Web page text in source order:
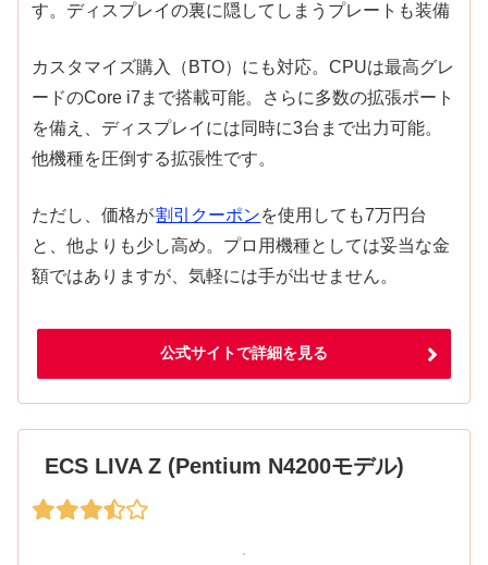
す。ディスプレイの裏に隠してしまうプレートも装備
カスタマイズ購入（BTO）にも対応。CPUは最高グレ
ードのCore i7まで搭載可能。さらに多数の拡張ポート
を備え、ディスプレイには同時に3台まで出力可能。
他機種を圧倒する拡張性です。
ただし、価格が割引クーポンを使用しても7万円台
と、他よりも少し高め。プロ用機種としては妥当な金
額ではありますが、気軽には手が出せません。
公式サイトで詳細を見る
ECS LIVA Z (Pentium N4200モデル)